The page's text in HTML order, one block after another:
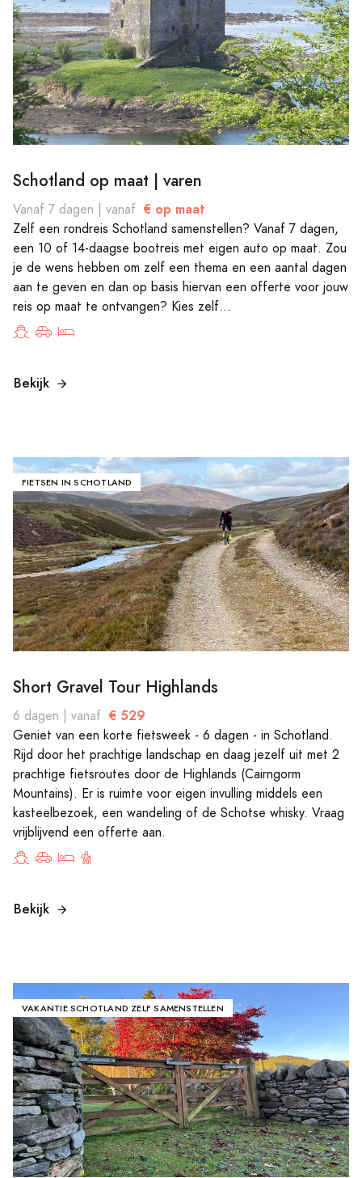
Schotland op maat | varen
Vanaf 7 dagen | vanaf € op maat
Zelf een rondreis Schotland samenstellen? Vanaf 7 dagen,
een 10 of 14-daagse bootreis met eigen auto op maat. Zou
je de wens hebben om zelf een thema en een aantal dagen
aan te geven en dan op basis hiervan een offerte voor jouw
reis op maat te ontvangen? Kies zelf...
Bekijk
FIETSEN IN SCHOTLAND
Short Gravel Tour Highlands
6 dagen | vanaf € 529
Geniet van een korte fietsweek - 6 dagen - in Schotland.
Rijd door het prachtige landschap en daag jezelf uit met 2
prachtige fietsroutes door de Highlands (Cairngorm
Mountains). Er is ruimte voor eigen invulling middels een
kasteelbezoek, een wandeling of de Schotse whisky. Vraag
vrijblijvend een offerte aan.
Bekijk
VAKANTIE SCHOTLAND ZELF SAMENSTELLEN